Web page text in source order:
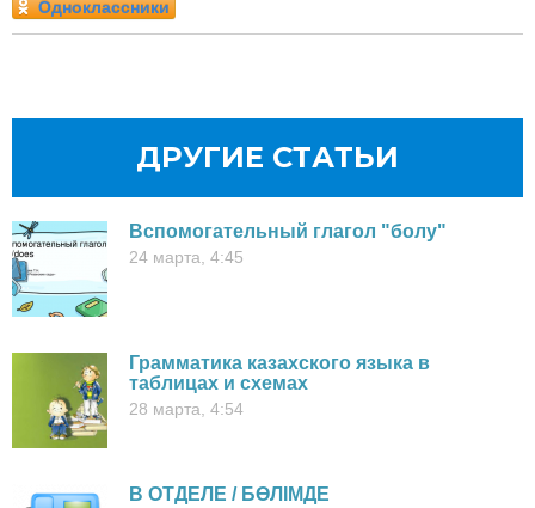
Одноклассники
ДРУГИЕ СТАТЬИ
Вспомогательный глагол "болу"
24 марта, 4:45
Грамматика казахского языка в
таблицах и схемах
28 марта, 4:54
В ОТДЕЛЕ / БӨЛІМДЕ